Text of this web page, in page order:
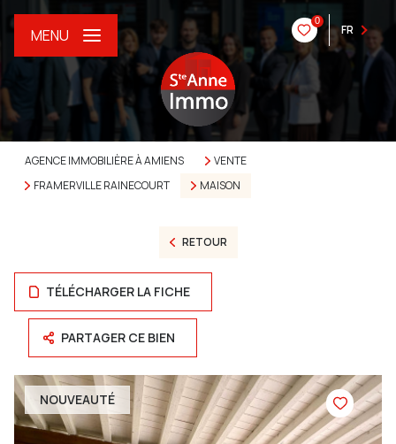
0
FR
MENU
AGENCE IMMOBILIÈRE À AMIENS
VENTE
FRAMERVILLE RAINECOURT
MAISON
RETOUR
TÉLÉCHARGER LA FICHE
PARTAGER CE BIEN
NOUVEAUTÉ